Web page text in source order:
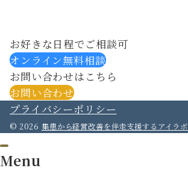
お好きな日程でご相談可
オンライン無料相談
お問い合わせはこちら
お問い合わせ
プライバシーポリシー
© 2026 集患から経営改善を伴走支援するアイラボ
Menu